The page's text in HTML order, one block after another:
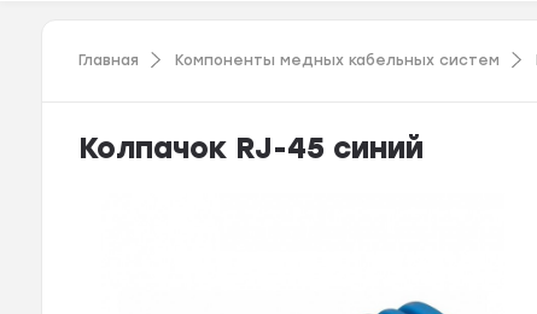
Главная Компоненты медных кабельных систем
Колпачок RJ-45 синий